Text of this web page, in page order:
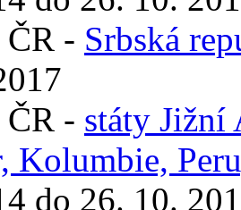
ČR - Srbská
ČR - státy
Kolumbie,
do 26. 10.